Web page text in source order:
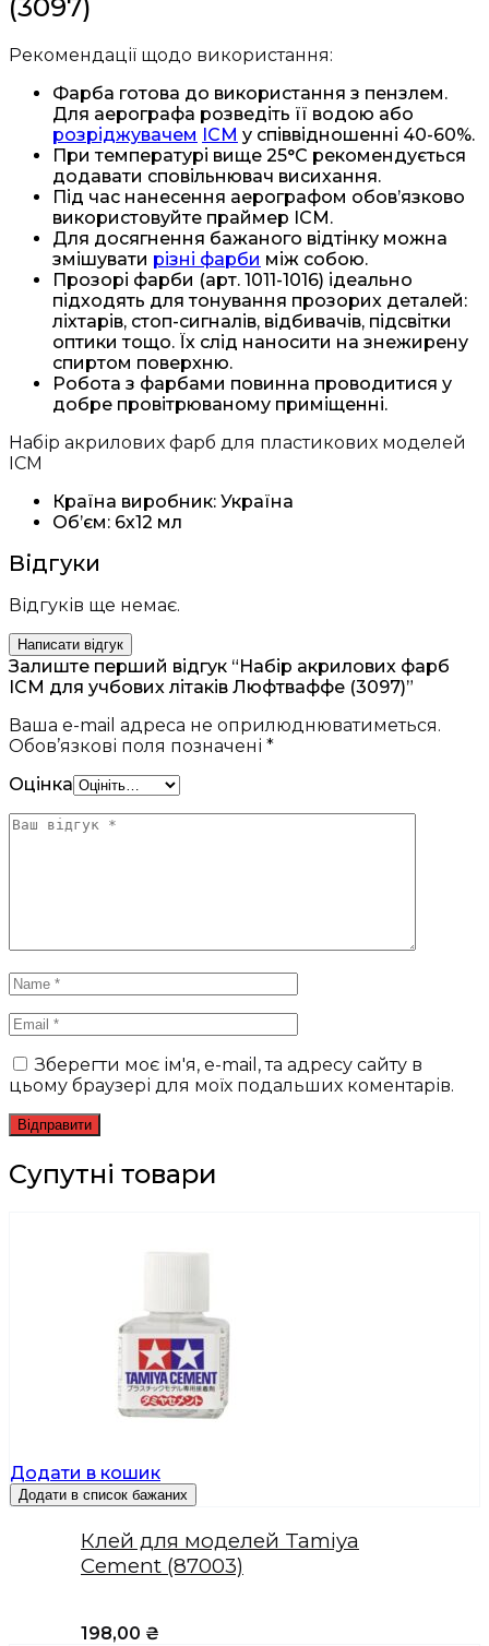
(3097)
Рекомендації щодо використання:
Фарба готова до використання з пензлем.
Для аерографа розведіть її водою або
розріджувачем ICM у співвідношенні 40-60%.
При температурі вище 25°C рекомендується
додавати сповільнювач висихання.
Під час нанесення аерографом обов’язково
використовуйте праймер ICM.
Для досягнення бажаного відтінку можна
змішувати різні фарби між собою.
Прозорі фарби (арт. 1011-1016) ідеально
підходять для тонування прозорих деталей:
ліхтарів, стоп-сигналів, відбивачів, підсвітки
оптики тощо. Їх слід наносити на знежирену
спиртом поверхню.
Робота з фарбами повинна проводитися у
добре провітрюваному приміщенні.
Набір акрилових фарб для пластикових моделей
ICM
Країна виробник: Україна
Об’єм: 6х12 мл
Відгуки
Відгуків ще немає.
Написати відгук
Залиште перший відгук “Набір акрилових фарб
ICM для учбових літаків Люфтваффе (3097)”
Ваша e-mail адреса не оприлюднюватиметься.
Обов’язкові поля позначені *
Оцінка
Зберегти моє ім'я, e-mail, та адресу сайту в
цьому браузері для моїх подальших коментарів.
Супутні товари
Додати в кошик
Додати в список бажаних
Клей для моделей Tamiya
Cement (87003)
198,00 ₴